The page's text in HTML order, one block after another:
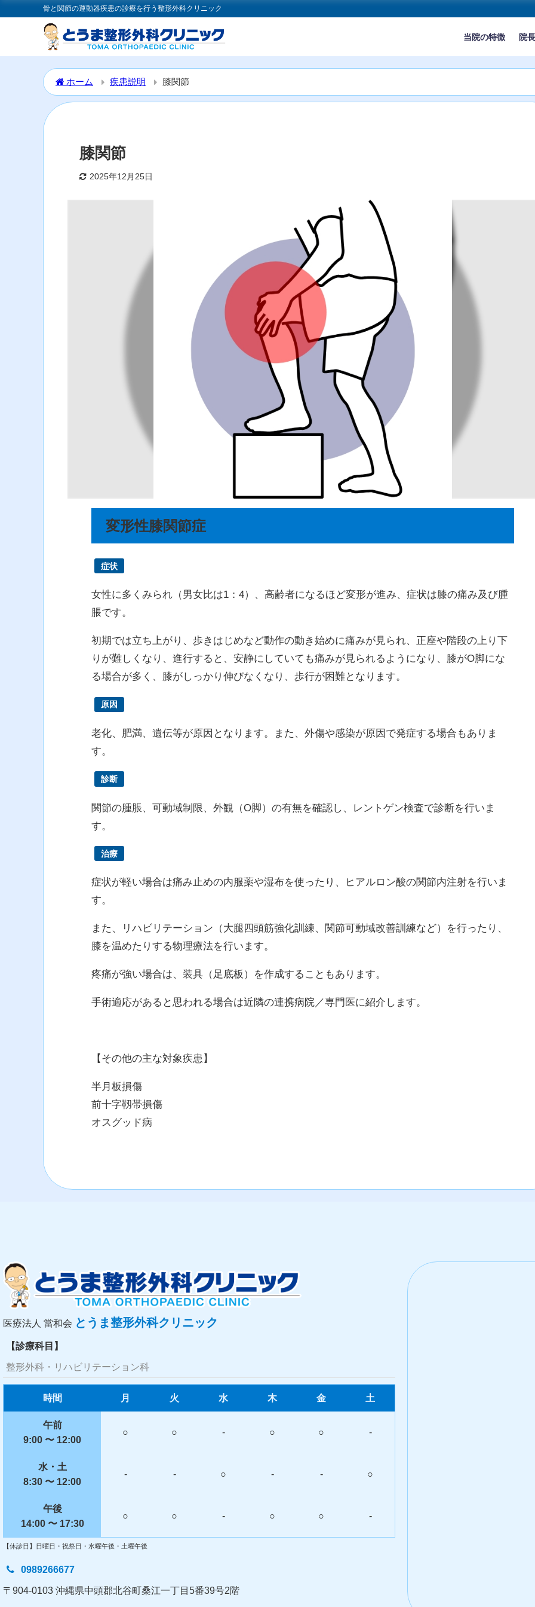
骨と関節の運動器疾患の診療を行う整形外科クリニック
当院の特徴 院
ホーム 疾患説明 膝関節
膝関節
2025年12月25日
変形性膝関節症
症状
女性に多くみられ（男女比は1：4）、高齢者になるほど変形が進み、症状は膝の痛み及び腫
脹です。
初期では立ち上がり、歩きはじめなど動作の動き始めに痛みが見られ、正座や階段の上り下
りが難しくなり、進行すると、安静にしていても痛みが見られるようになり、膝がO脚にな
る場合が多く、膝がしっかり伸びなくなり、歩行が困難となります。
原因
老化、肥満、遺伝等が原因となります。また、外傷や感染が原因で発症する場合もありま
す。
診断
関節の腫脹、可動域制限、外観（O脚）の有無を確認し、レントゲン検査で診断を行いま
す。
治療
症状が軽い場合は痛み止めの内服薬や湿布を使ったり、ヒアルロン酸の関節内注射を行いま
す。
また、リハビリテーション（大腿四頭筋強化訓練、関節可動域改善訓練など）を行ったり、
膝を温めたりする物理療法を行います。
疼痛が強い場合は、装具（足底板）を作成することもあります。
手術適応があると思われる場合は近隣の連携病院／専門医に紹介します。
【その他の主な対象疾患】
半月板損傷
前十字靱帯損傷
オスグッド病
医療法人 當和会 とうま整形外科クリニック
【診療科目】
整形外科・リハビリテーション科
時間 月 火 水 木 金 土
午前
9:00 〜 12:00
○ ○ - ○ ○ -
水・土
8:30 〜 12:00
- - ○ - - ○
午後
14:00 〜 17:30
○ ○ - ○ ○ -
【休診日】日曜日・祝祭日・水曜午後・土曜午後
0989266677
〒904-0103 沖縄県中頭郡北谷町桑江一丁目5番39号2階